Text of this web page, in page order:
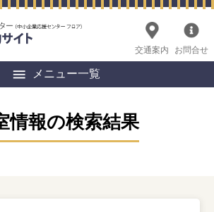
交通案内 お問合せ
メニュー一覧
情報の検索結果